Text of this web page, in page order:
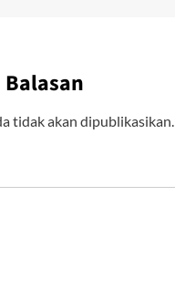
tidak akan dipublikasikan.